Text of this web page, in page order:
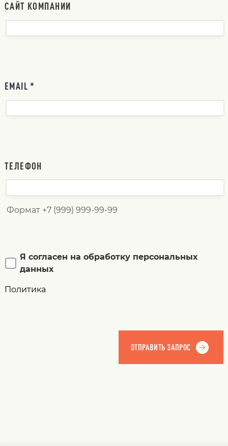
САЙТ КОМПАНИИ
EMAIL *
ТЕЛЕФОН
Формат +7 (999) 999-99-99
Я согласен на обработку персональных
данных
Политика